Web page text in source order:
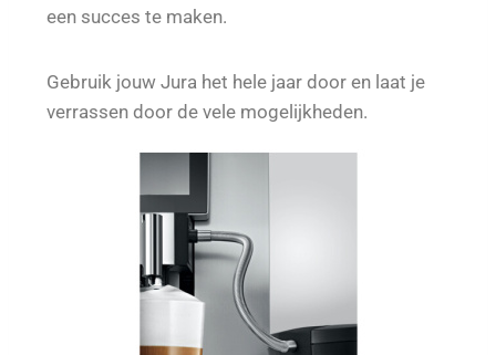
een succes te maken.
Gebruik jouw Jura het hele jaar door en laat je
verrassen door de vele mogelijkheden.